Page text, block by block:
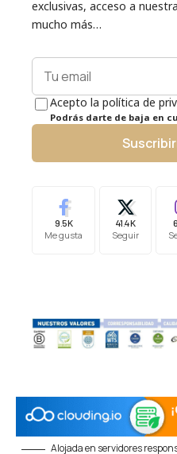
exclusivas, acceso a
mucho más…
Acepto la política de
Podrás darte de baja en
9.5K
Me gusta
41.4K
Seguir
Alojada en servidores